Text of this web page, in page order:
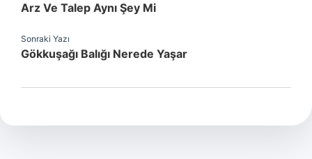
Arz Ve Talep Aynı Şey Mi
Sonraki Yazı
Gökkuşağı Balığı Nerede Yaşar